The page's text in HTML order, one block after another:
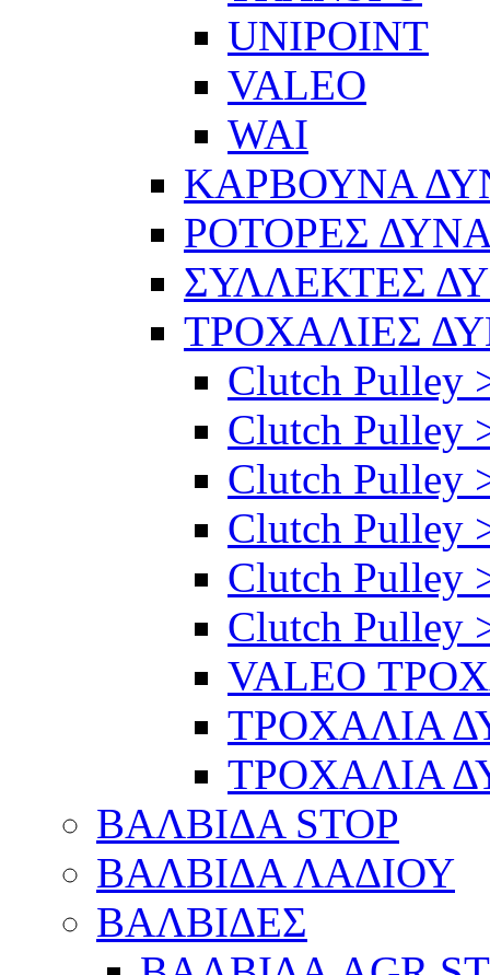
UNIPOINT
VALEO
WAI
ΚΑΡΒΟΥΝΑ
ΡΟΤΟΡΕΣ
ΣΥΛΛΕΚΤΕΣ
ΤΡΟΧΑΛΙΕΣ
Clutch Pulley
Clutch Pulley
Clutch Pulley
Clutch Pulley
Clutch Pulley
Clutch Pulley
VALEO
ΤΡΟΧΑΛΙΑ
ΤΡΟΧΑΛΙΑ
ΒΑΛΒΙΔΑ STOP
ΒΑΛΒΙΔΑ ΛΑΔΙΟΥ
ΒΑΛΒΙΔΕΣ